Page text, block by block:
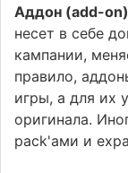
Аддон (add-on)
несет в себе
кампании,
правило,
игры, а для их
оригинала.
pack'ами и